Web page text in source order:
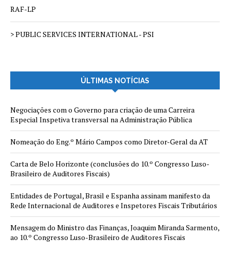
RAF-LP
> PUBLIC SERVICES INTERNATIONAL - PSI
ÚLTIMAS NOTÍCIAS
Negociações com o Governo para criação de uma Carreira
Especial Inspetiva transversal na Administração Pública
Nomeação do Eng.º Mário Campos como Diretor-Geral da AT
Carta de Belo Horizonte (conclusões do 10.º Congresso Luso-
Brasileiro de Auditores Fiscais)
Entidades de Portugal, Brasil e Espanha assinam manifesto da
Rede Internacional de Auditores e Inspetores Fiscais Tributários
Mensagem do Ministro das Finanças, Joaquim Miranda Sarmento,
ao 10.º Congresso Luso-Brasileiro de Auditores Fiscais